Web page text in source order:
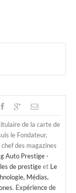
de la carte de
le Fondateur,
des magazines
Auto Prestige -
de prestigeet Le
Médias,
. Expérience de